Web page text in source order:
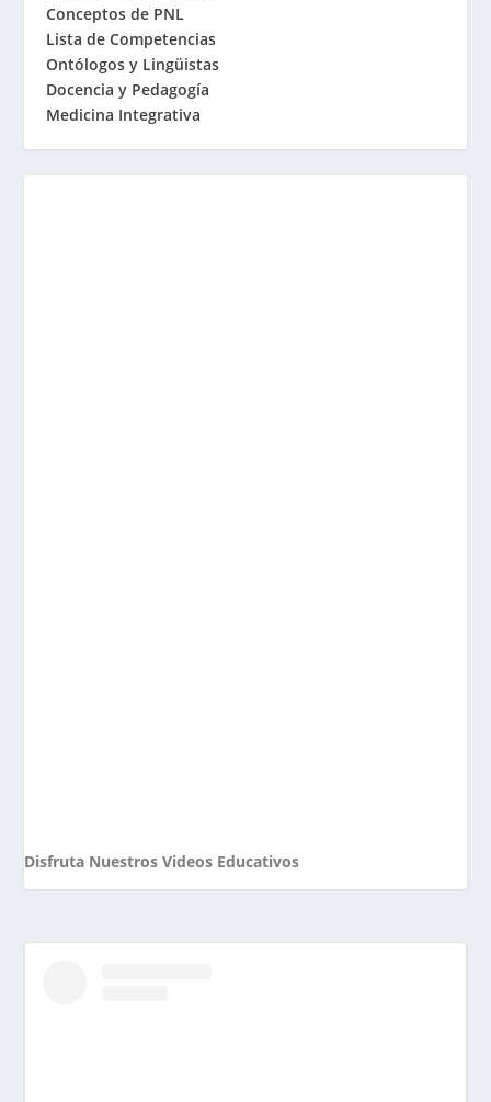
Conceptos de PNL
Lista de Competencias
Ontólogos y Lingüistas
Docencia y Pedagogía
Medicina Integrativa
Disfruta Nuestros Videos Educativos